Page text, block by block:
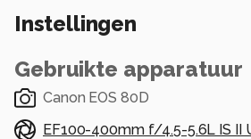
Instellingen
Gebruikte apparatuur
Canon EOS 80D
EF100-400mm f/4.5-5.6L IS II